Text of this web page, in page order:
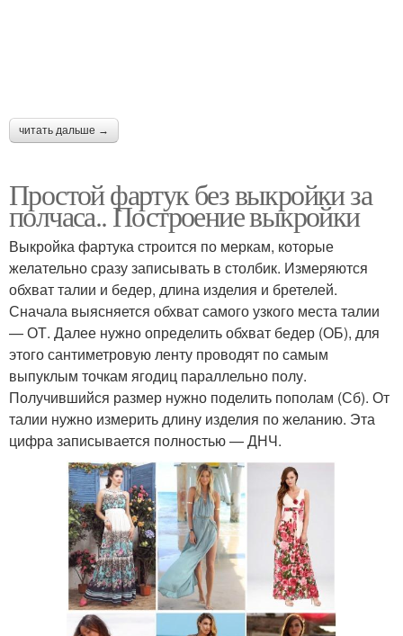
читать дальше →
Простой фартук без выкройки за
полчаса.. Построение выкройки
Выкройка фартука строится по меркам, которые
желательно сразу записывать в столбик. Измеряются
обхват талии и бедер, длина изделия и бретелей.
Сначала выясняется обхват самого узкого места талии
— ОТ. Далее нужно определить обхват бедер (ОБ), для
этого сантиметровую ленту проводят по самым
выпуклым точкам ягодиц параллельно полу.
Получившийся размер нужно поделить пополам (Сб). От
талии нужно измерить длину изделия по желанию. Эта
цифра записывается полностью — ДНЧ.